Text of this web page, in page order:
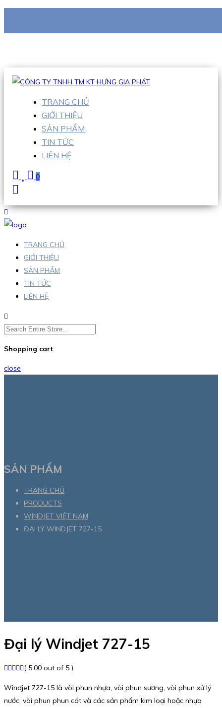
Hotline:0938 710 079
TRANG CHỦ
GIỚI THIỆU
SẢN PHẨM
TIN TỨC
LIÊN HỆ
0
TRANG CHỦ
GIỚI THIỆU
SẢN PHẨM
TIN TỨC
LIÊN HỆ
Shopping cart
close
SẢN PHẨM
TRANG CHỦ
PRODUCTS
WINDJET VIỆT NAM
ĐẠI LÝ WINDJET 727-15
Đại lý Windjet 727-15
( 5.00 out of 5 )
Windjet 727-15 là vòi phun nhựa, vòi phun sương, vòi phun xử lý
nước, vòi phun phun cát và các sản phẩm kim loại hoặc nhựa